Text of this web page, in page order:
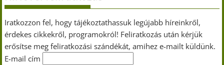
Iratkozzon fel, hogy tájékoztathassuk legújabb híreinkről,
érdekes cikkekről, programokról! Feliratkozás után kérjük
erősítse meg feliratkozási szándékát, amihez e-mailt küldünk.
E-mail cím